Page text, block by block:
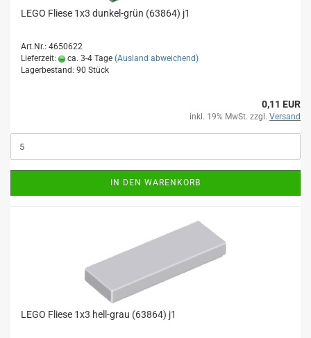
LEGO Fliese 1x3 dunkel-grün (63864) j1
Art.Nr.: 4650622
Lieferzeit:
ca. 3-4 Tage (Ausland abweichend)
Lagerbestand: 90 Stück
0,11 EUR
inkl. 19% MwSt. zzgl. Versand
IN DEN WARENKORB
LEGO Fliese 1x3 hell-grau (63864) j1